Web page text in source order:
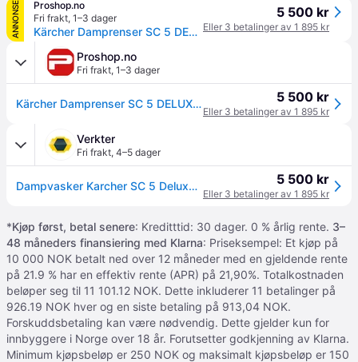
ANNONSE
Proshop.no
Fri frakt, 1–3 dager
Kärcher Damprenser SC 5 DELUXE SIGNATURE LINE
5 500 kr
Eller 3 betalinger av 1 895 kr
Proshop.no
Fri frakt, 1–3 dager
Kärcher Damprenser SC 5 DELUXE SIGNATURE LINE 5 500 kr
Eller 3 betalinger av 1 895 kr
Verkter
Fri frakt, 4–5 dager
Dampvasker Karcher SC 5 Deluxe Signature Line 5 500 kr
Eller 3 betalinger av 1 895 kr
*Kjøp først, betal senere: Kreditttid: 30 dager. 0 % årlig rente. 3–
48 måneders finansiering med Klarna: Priseksempel: Et kjøp på
10 000 NOK betalt ned over 12 måneder med en gjeldende rente
på 21.9 % har en effektiv rente (APR) på 21,90%. Totalkostnaden
beløper seg til 11 101.12 NOK. Dette inkluderer 11 betalinger på
926.19 NOK hver og en siste betaling på 913,04 NOK.
Forskuddsbetaling kan være nødvendig. Dette gjelder kun for
innbyggere i Norge over 18 år. Forutsetter godkjenning av Klarna.
Minimum kjøpsbeløp er 250 NOK og maksimalt kjøpsbeløp er 150